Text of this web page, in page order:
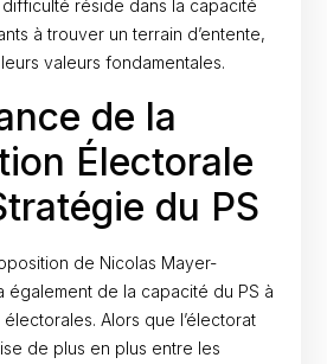
réside dans la capacité
à trouver un terrain d’entente,
valeurs fondamentales.
de la
Électorale
du PS
de Nicolas Mayer-
également de la capacité du PS à
Alors que l’électorat
de plus en plus entre les